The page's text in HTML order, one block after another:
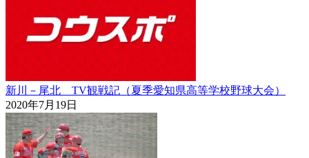
新川－尾北 TV観戦記（夏季愛知県高等学校野球大会）
2020年7月19日